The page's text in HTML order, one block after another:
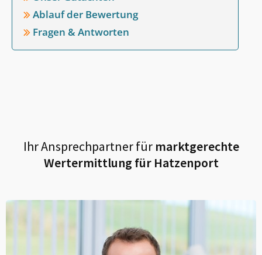
Ablauf der Bewertung
Fragen & Antworten
Ihr Ansprechpartner fürmarktgerechte
Wertermittlung für Hatzenport